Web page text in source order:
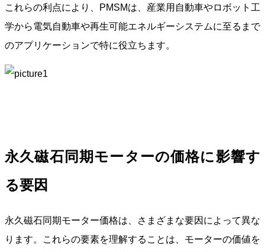
これらの利点により、PMSMは、産業用自動車やロボット工
学から電気自動車や再生可能エネルギーシステムに至るまで
のアプリケーションで特に役立ちます。
永久磁石同期モーターの価格に影響す
る要因
永久磁石同期モーター価格は、さまざまな要因によって異な
ります。これらの要素を理解することは、モーターの価値を